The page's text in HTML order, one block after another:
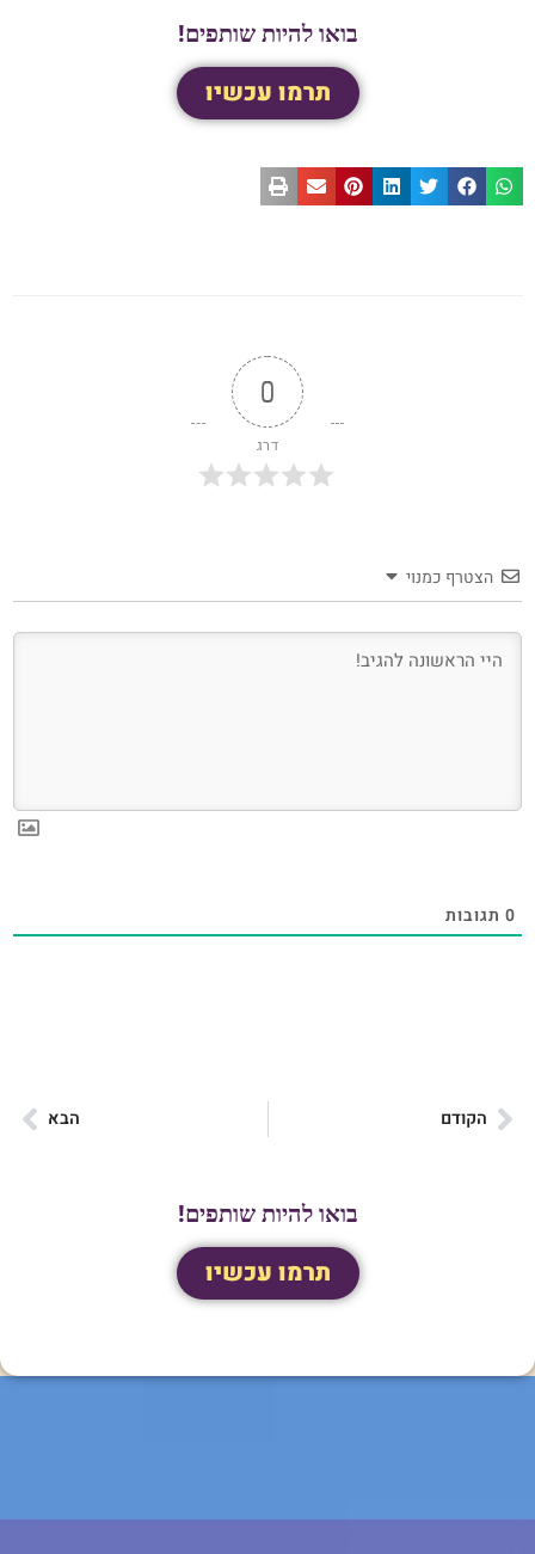
בואו להיות שותפים!
תרמו עכשיו
0
דרג
הצטרף כמנוי
0 תגובות
הקודם הבא
בואו להיות שותפים!
תרמו עכשיו